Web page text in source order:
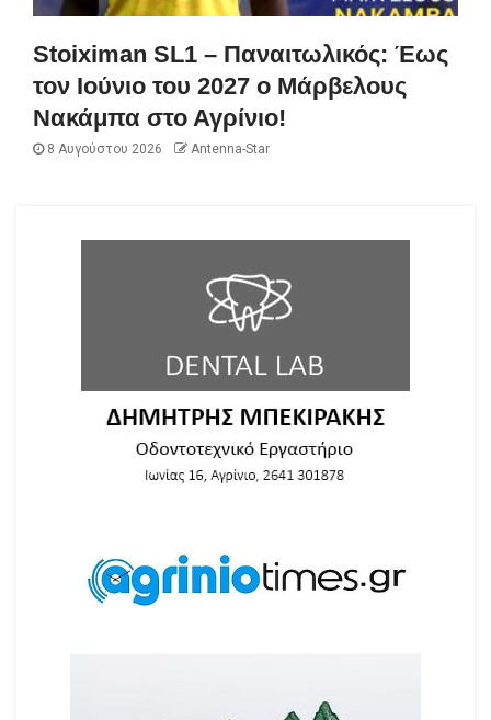
Stoiximan SL1 – Παναιτωλικός: Έως
τον Ιούνιο του 2027 ο Μάρβελους
Νακάμπα στο Αγρίνιο!
8 Αυγούστου 2026 Antenna-Star